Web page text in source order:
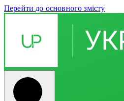
Перейти до основного змісту